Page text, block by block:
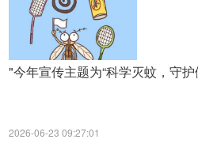
"今年宣传主题为“科学灭蚊，守
2026-06-23 09:27:01